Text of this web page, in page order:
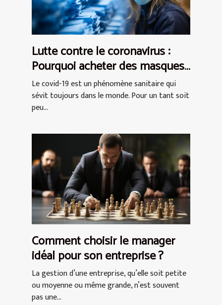
Lutte contre le coronavirus :
Pourquoi acheter des masques
de protection AFNOR ?
Le covid-19 est un phénomène sanitaire qui
sévit toujours dans le monde. Pour un tant soit
peu...
Comment choisir le manager
idéal pour son entreprise ?
La gestion d’une entreprise, qu’elle soit petite
ou moyenne ou même grande, n’est souvent
pas une...